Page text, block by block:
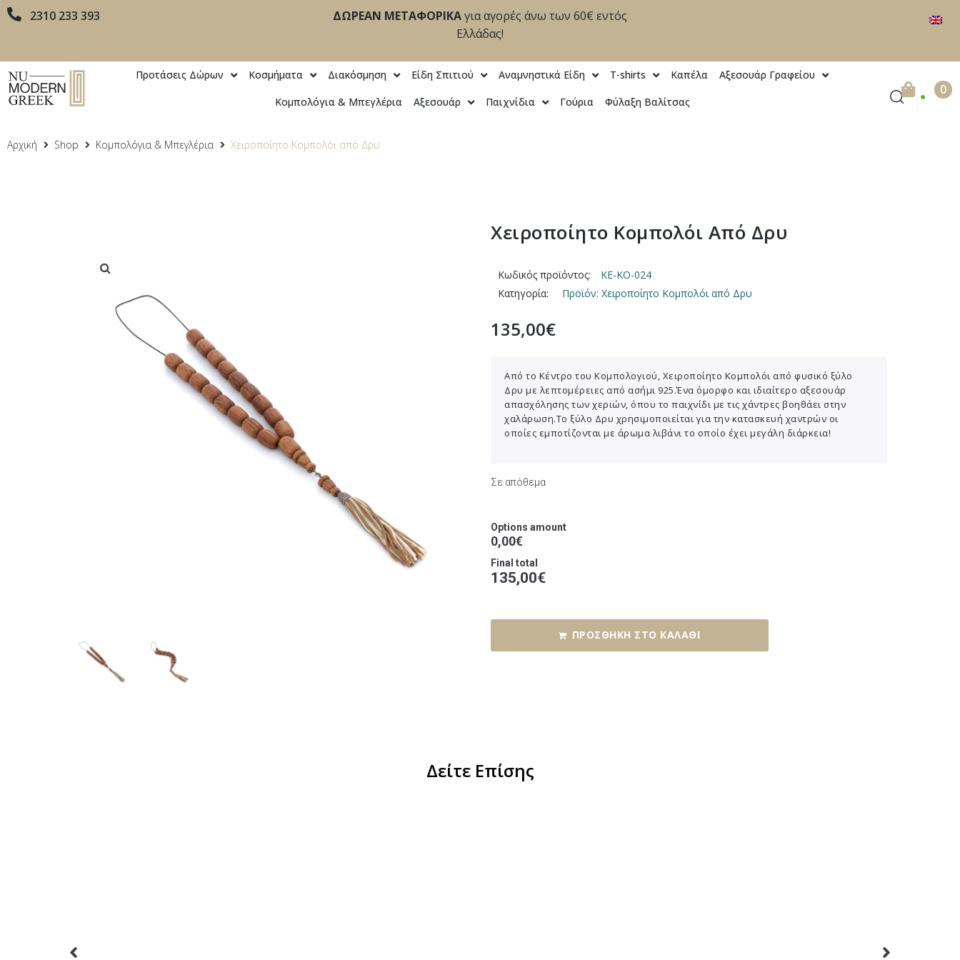
2310 233 393 ΔΩΡΕΑΝ ΜΕΤΑΦΟΡΙΚΑγια αγορές άνω των 60€ εντός
Ελλάδας!
Προτάσεις Δώρων Κοσμήματα Διακόσμηση Είδη Σπιτιού Αναμνηστικά Είδη T-shirts Καπέλα
Αξεσουάρ Γραφείου
Κομπολόγια & Μπεγλέρια
Αξεσουάρ Παιχνίδια Γούρια Φύλαξη Βαλίτσας . 0
Αρχική Shop Κομπολόγια & Μπεγλέρια Χειροποίητο Κομπολόι από Δρυ
Χειροποίητο Κομπολόι Από Δρυ
Κωδικός προϊόντος:
KE-KO-024
Κατηγορία:
Προϊόν: Χειροποίητο Κομπολόι από Δρυ
135,00€
Από το Κέντρο του Κομπολογιού, Χειροποίητο Κομπολόι από φυσικό ξύλο
Δρυ με λεπτομέρειες από ασήμι 925.Ένα όμορφο και ιδιαίτερο αξεσουάρ
απασχόλησης των χεριών, όπου το παιχνίδι με τις χάντρες βοηθάει στην
χαλάρωση.Το ξύλο Δρυ χρησιμοποιείται για την κατασκευή χαντρών οι
οποίες εμποτίζονται με άρωμα λιβάνι το οποίο έχει μεγάλη διάρκεια!
Σε απόθεμα
Options amount
0,00€
Final total
135,00€
ΠΡΟΣΘΉΚΗ ΣΤΟ ΚΑΛΆΘΙ
Δείτε Επίσης